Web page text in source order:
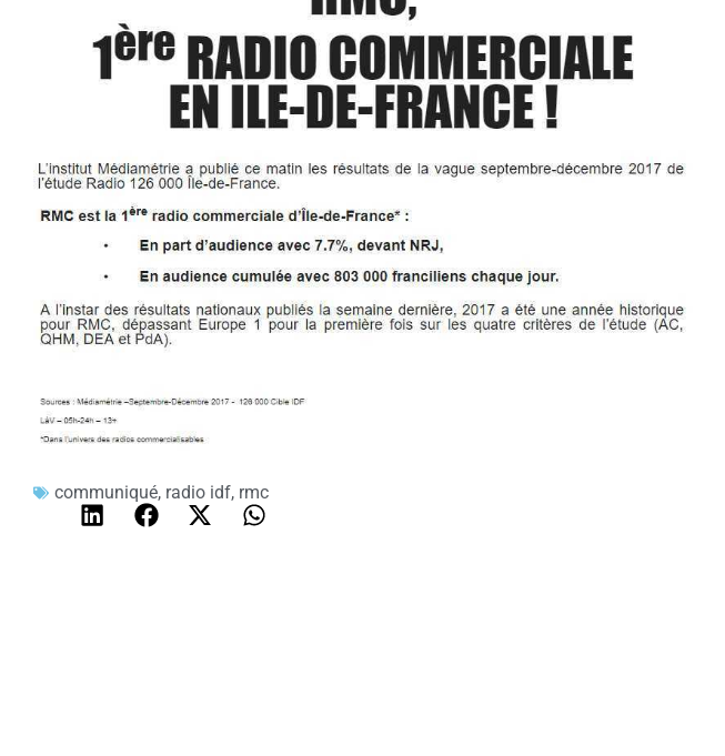
communiqué, radio idf, rmc